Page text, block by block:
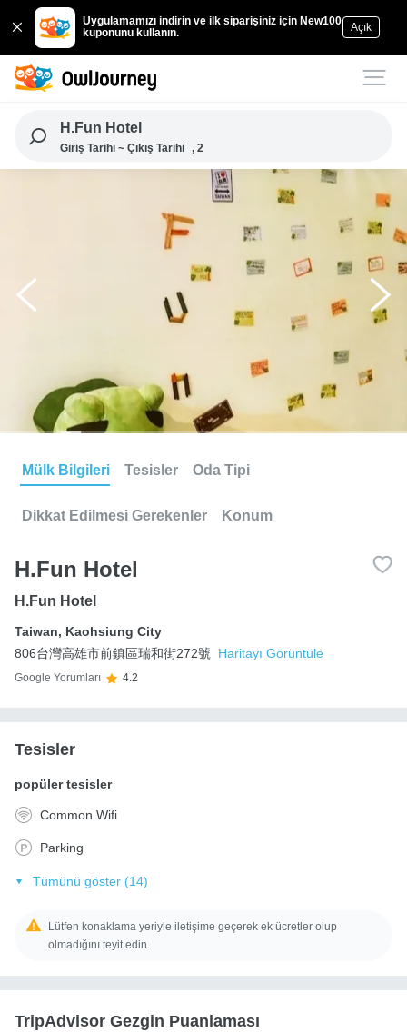
Uygulamamızı indirin ve ilk siparişiniz için New100
kuponunu kullanın.
Açık
H.Fun Hotel
Giriş Tarihi ~ Çıkış Tarihi , 2
Mülk Bilgileri Tesisler Oda Tipi
Dikkat Edilmesi Gerekenler Konum
H.Fun Hotel
H.Fun Hotel
Taiwan, Kaohsiung City
806台灣高雄市前鎮區瑞和街272號
Haritayı Görüntüle
Google Yorumları 4.2
Tesisler
popüler tesisler
Common Wifi
Parking
Tümünü göster (14)
Lütfen konaklama yeriyle iletişime geçerek ek ücretler olup
olmadığını teyit edin.
TripAdvisor Gezgin Puanlaması